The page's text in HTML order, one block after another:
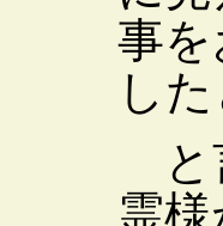
事
し
と
霊